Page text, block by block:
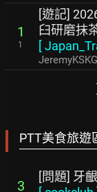
1
1
[遊記]
臼研磨抹
[
PTT美食旅遊
3
[問題] 牙